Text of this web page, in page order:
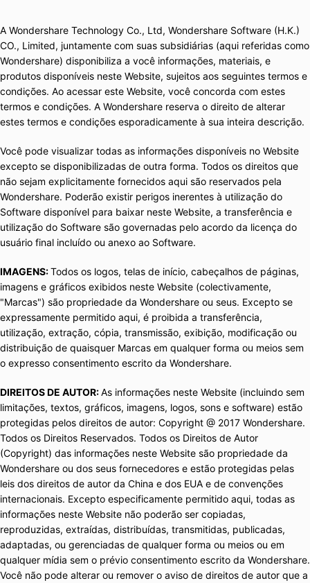
Reparar Celular
Proteção do celular
Encontre Mais Soluções
A Wondershare Technology Co., Ltd, Wondershare Software (H.K.)
CO., Limited, juntamente com suas subsidiárias (aqui referidas como
Wondershare) disponibiliza a você informações, materiais, e
produtos disponíveis neste Website, sujeitos aos seguintes termos e
condições. Ao acessar este Website, você concorda com estes
termos e condições. A Wondershare reserva o direito de alterar
estes termos e condições esporadicamente à sua inteira descrição.
Você pode visualizar todas as informações disponíveis no Website
excepto se disponibilizadas de outra forma. Todos os direitos que
não sejam explicitamente fornecidos aqui são reservados pela
Wondershare. Poderão existir perigos inerentes à utilização do
Software disponível para baixar neste Website, a transferência e
utilização do Software são governadas pelo acordo da licença do
usuário final incluído ou anexo ao Software.
IMAGENS:Todos os logos, telas de início, cabeçalhos de páginas,
imagens e gráficos exibidos neste Website (colectivamente,
"Marcas") são propriedade da Wondershare ou seus. Excepto se
expressamente permitido aqui, é proibida a transferência,
utilização, extração, cópia, transmissão, exibição, modificação ou
distribuição de quaisquer Marcas em qualquer forma ou meios sem
o expresso consentimento escrito da Wondershare.
DIREITOS DE AUTOR:As informações neste Website (incluindo sem
limitações, textos, gráficos, imagens, logos, sons e software) estão
protegidas pelos direitos de autor: Copyright @ 2017 Wondershare.
Todos os Direitos Reservados. Todos os Direitos de Autor
(Copyright) das informações neste Website são propriedade da
Wondershare ou dos seus fornecedores e estão protegidas pelas
leis dos direitos de autor da China e dos EUA e de convenções
internacionais. Excepto especificamente permitido aqui, todas as
informações neste Website não poderão ser copiadas,
reproduzidas, extraídas, distribuídas, transmitidas, publicadas,
adaptadas, ou gerenciadas de qualquer forma ou meios ou em
qualquer mídia sem o prévio consentimento escrito da Wondershare.
Você não pode alterar ou remover o aviso de direitos de autor que a